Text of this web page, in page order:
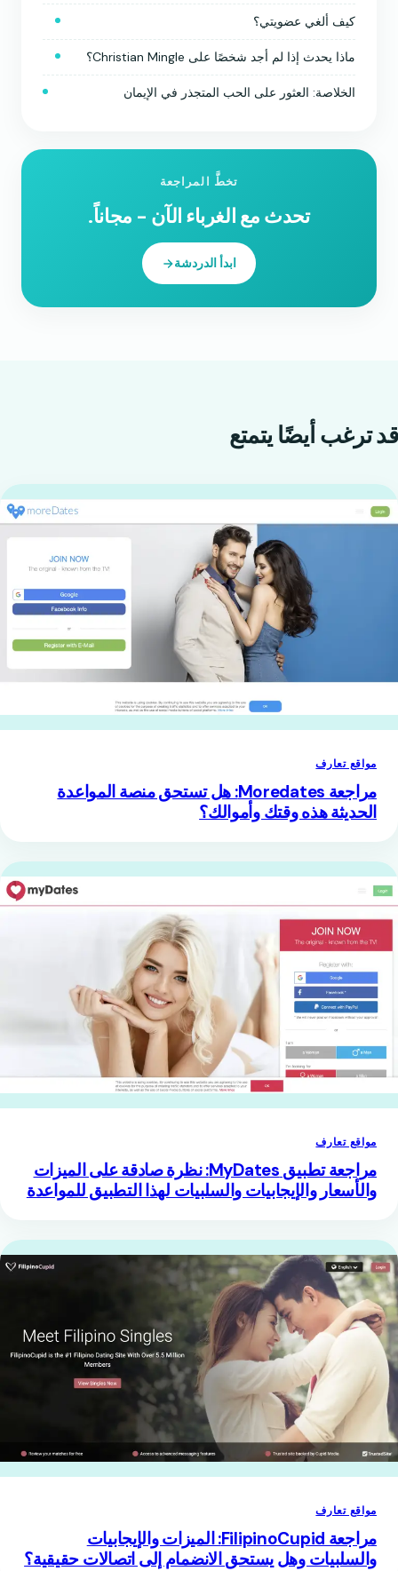
كيف ألغي عضويتي؟
ماذا يحدث إذا لم أجد شخصًا على Christian Mingle؟
الخلاصة: العثور على الحب المتجذر في الإيمان
تخطَّ المراجعة
تحدث مع الغرباء الآن - مجاناً.
ابدأ الدردشة
قد ترغب أيضًا يتمتع
مواقع تعارف
مراجعة Moredates: هل تستحق منصة المواعدة
الحديثة هذه وقتك وأموالك؟
مواقع تعارف
مراجعة تطبيق MyDates: نظرة صادقة على الميزات
والأسعار والإيجابيات والسلبيات لهذا التطبيق للمواعدة
مواقع تعارف
مراجعة FilipinoCupid: الميزات والإيجابيات
والسلبيات وهل يستحق الانضمام إلى اتصالات حقيقية؟